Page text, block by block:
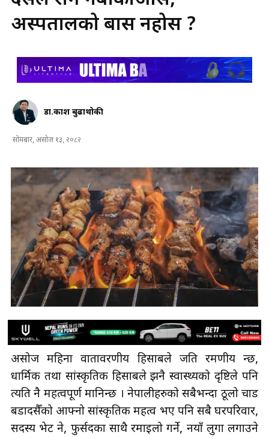
अस्पतालको बास नहोस ?
डा‍‍‍‍‍.प्रकाश बुढाथोकी
सोमबार, असोज १३, २०८२
असोज महिना वातावरणीय हिसाबले जति रमणीय हुन्छ,
धार्मिक तथा सांस्कृतिक हिसाबले झनै स्वास्थ्यको दृष्टिले पनि
त्यति नै महत्वपूर्ण मानिन्छ । नेपालीहरुको सबैभन्दा ठूलो चाड
बडादसैँको आफ्नो सांस्कृतिक महत्व भए पनि सबै घरपरिवार,
सदस्य भेट हुने, फुर्सदका साथै रमाइलो गर्ने, नयाँ लुगा लगाउने